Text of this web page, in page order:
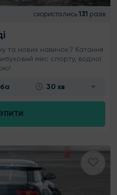
скористались 131 разів
та нових навичок? Катання
мікс спорту, водної
30 хв